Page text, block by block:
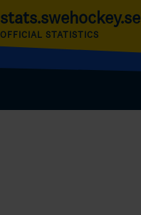
stats.swehockey.se
OFFICIAL STATISTICS